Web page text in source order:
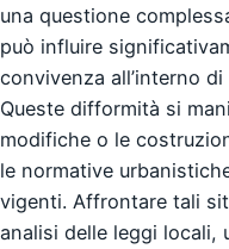
una questione
può influire
convivenza all’interno
Queste difformità si
modifiche o le
le normative
vigenti. Affrontare tali
analisi delle leggi locali,